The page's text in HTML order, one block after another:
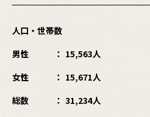
人口・世帯数
男性
15,563人
女性
15,671人
総数
31,234人